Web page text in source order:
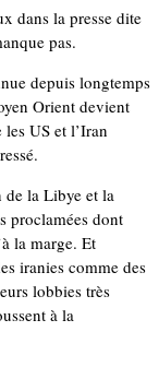
dans la presse dite
pas.
depuis longtemps
Orient devient
US et l’Iran
de la Libye et la
proclamées dont
la marge. Et
iranies comme des
lobbies très
à la